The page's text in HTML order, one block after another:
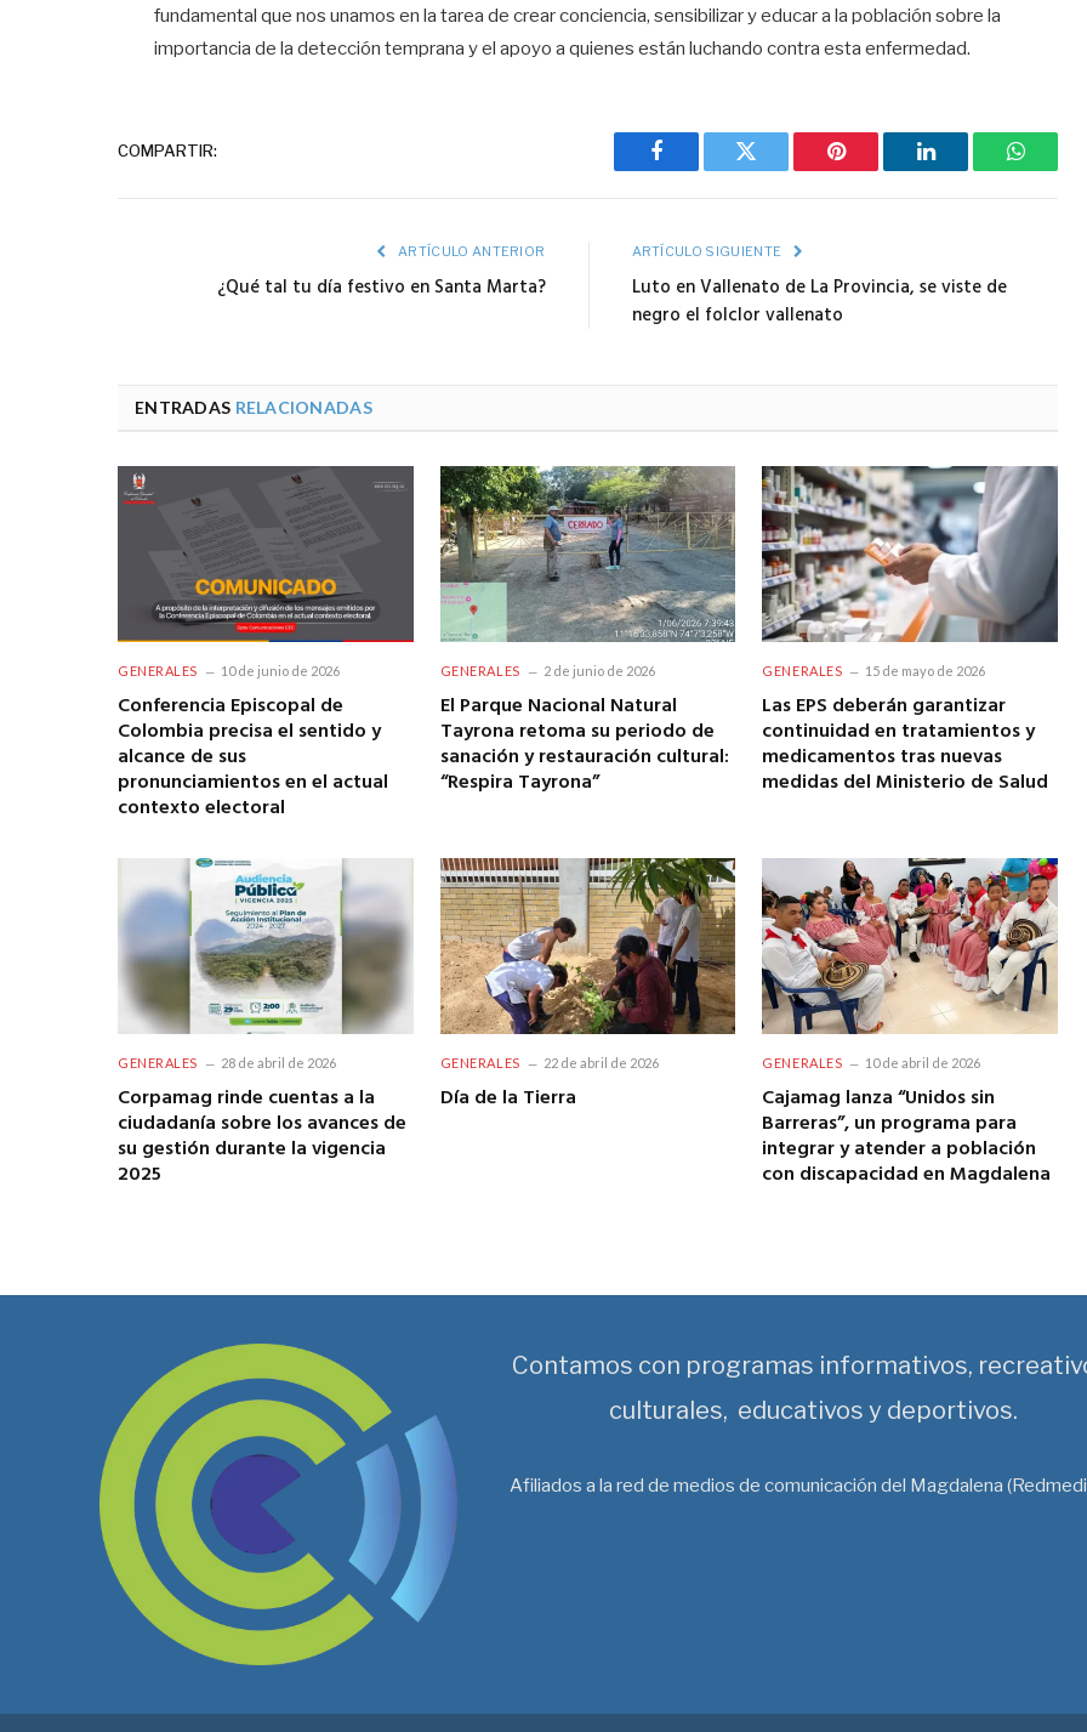
fundamental que nos unamos en la tarea de crear conciencia, sensibilizar y educar a la población sobre la
importancia de la detección temprana y el apoyo a quienes están luchando contra esta enfermedad.
COMPARTIR:
Facebook Twitter Pinterest LinkedIn
ARTÍCULO ANTERIOR
¿Qué tal tu día festivo en Santa Marta?
ARTÍCULO SIGUIENTE
Luto en Vallenato de La Provincia, se viste de
negro el folclor vallenato
ENTRADAS RELACIONADAS
GENERALES 10 de junio de 2026
Conferencia Episcopal de
Colombia precisa el sentido y
alcance de sus
pronunciamientos en el actual
contexto electoral
GENERALES 2 de junio de 2026
El Parque Nacional Natural
Tayrona retoma su periodo de
sanación y restauración cultural:
“Respira Tayrona”
GENERALES 15 de mayo de 2026
Las EPS deberán garantizar
continuidad en tratamientos y
medicamentos tras nuevas
medidas del Ministerio de Salud
GENERALES 28 de abril de 2026
Corpamag rinde cuentas a la
ciudadanía sobre los avances de
su gestión durante la vigencia
2025
GENERALES 22 de abril de 2026
Día de la Tierra
GENERALES 10 de abril de 2026
Cajamag lanza “Unidos sin
Barreras”, un programa para
integrar y atender a población
con discapacidad en Magdalena
Contamos con programas informativos,
culturales, educativos y deportivos.
Afiliados a la red de medios de comunicación del Magdalena